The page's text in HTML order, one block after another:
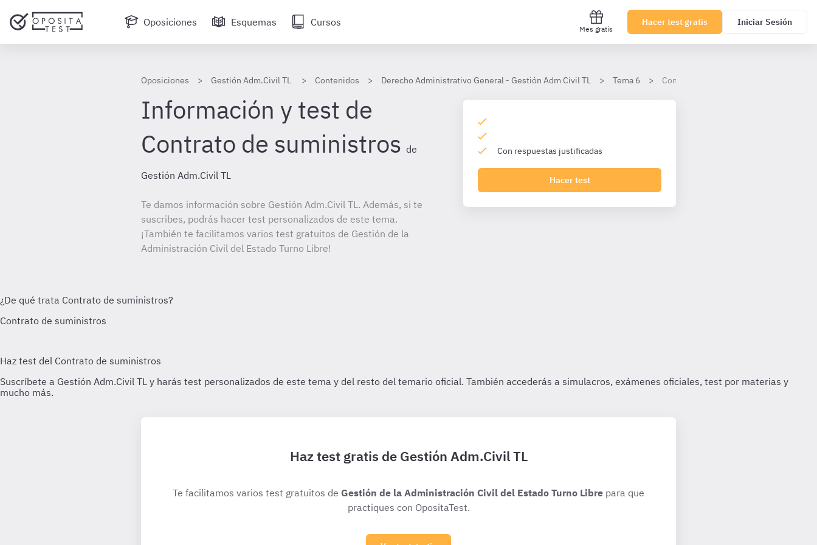
Oposiciones Esquemas Cursos
Mes gratis
Hacer test gratis Iniciar Sesión
Oposiciones Gestión Adm.Civil TL Contenidos Derecho Administrativo General - Gestión Adm Civil TL Tema 6 Contrato de suministros
Información y test de
Contrato de suministros de
Gestión Adm.Civil TL
Te damos información sobre Gestión Adm.Civil TL. Además, si te
suscribes, podrás hacer test personalizados de este tema.
¡También te facilitamos varios test gratuitos de Gestión de la
Administración Civil del Estado Turno Libre!
Con respuestas justificadas
Hacer test
Haz test gratis de Gestión Adm.Civil TL
Te facilitamos varios test gratuitos de Gestión de la Administración Civil del Estado Turno Libre para que
practiques con OpositaTest.